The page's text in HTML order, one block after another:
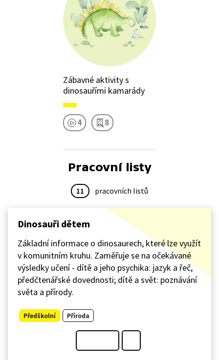
Zábavné aktivity s
dinosauřími kamarády
4 8
Pracovní listy
11 pracovních listů
Dinosauři dětem
Základní informace o dinosaurech, které lze využít
v komunitním kruhu. Zaměřuje se na očekávané
výsledky učení - dítě a jeho psychika: jazyk a řeč,
předčtenářské dovednosti; dítě a svět: poznávání
světa a přírody.
Předškolní Příroda